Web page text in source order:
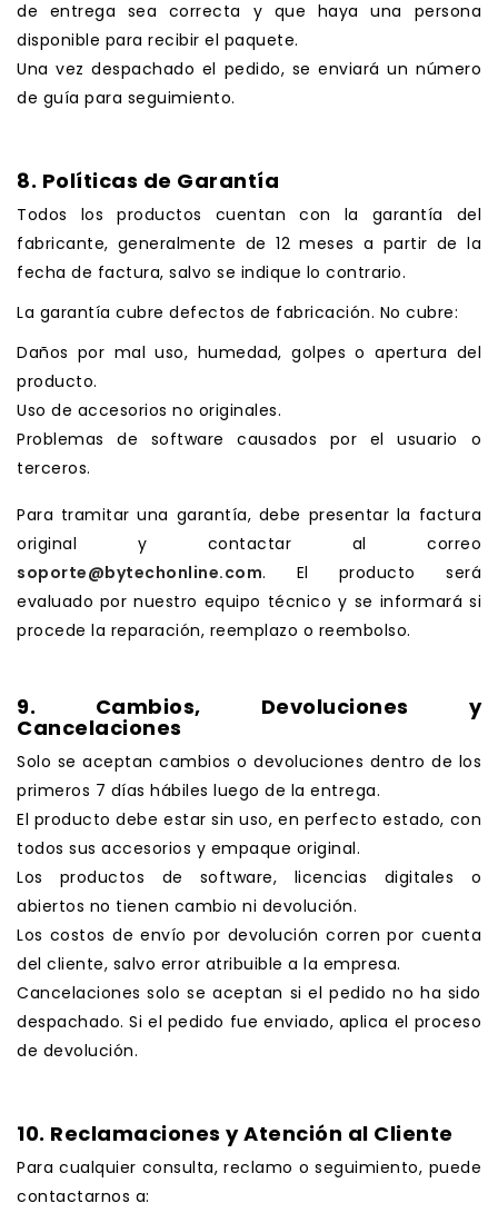
de entrega sea correcta y que haya una persona
disponible para recibir el paquete.
Una vez despachado el pedido, se enviará un número
de guía para seguimiento.
8. Políticas de Garantía
Todos los productos cuentan con la garantía del
fabricante, generalmente de 12 meses a partir de la
fecha de factura, salvo se indique lo contrario.
La garantía cubre defectos de fabricación. No cubre:
Daños por mal uso, humedad, golpes o apertura del
producto.
Uso de accesorios no originales.
Problemas de software causados por el usuario o
terceros.
Para tramitar una garantía, debe presentar la factura
original y contactar al correo
soporte@bytechonline.com. El producto será
evaluado por nuestro equipo técnico y se informará si
procede la reparación, reemplazo o reembolso.
9. Cambios, Devoluciones y
Cancelaciones
Solo se aceptan cambios o devoluciones dentro de los
primeros 7 días hábiles luego de la entrega.
El producto debe estar sin uso, en perfecto estado, con
todos sus accesorios y empaque original.
Los productos de software, licencias digitales o
abiertos no tienen cambio ni devolución.
Los costos de envío por devolución corren por cuenta
del cliente, salvo error atribuible a la empresa.
Cancelaciones solo se aceptan si el pedido no ha sido
despachado. Si el pedido fue enviado, aplica el proceso
de devolución.
10. Reclamaciones y Atención al Cliente
Para cualquier consulta, reclamo o seguimiento, puede
contactarnos a: